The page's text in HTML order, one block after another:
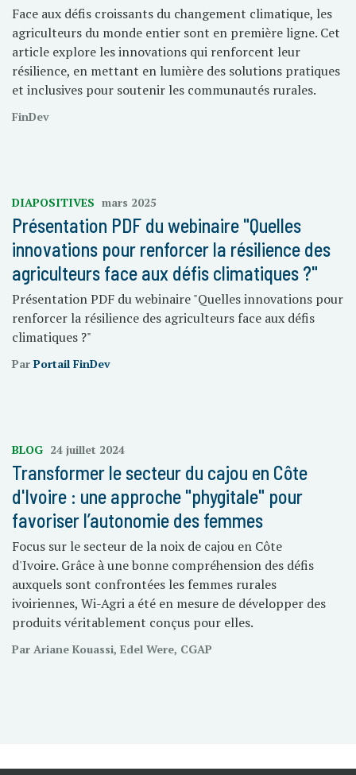
Face aux défis croissants du changement climatique, les
agriculteurs du monde entier sont en première ligne. Cet
article explore les innovations qui renforcent leur
résilience, en mettant en lumière des solutions pratiques
et inclusives pour soutenir les communautés rurales.
FinDev
DIAPOSITIVES mars 2025
Présentation PDF du webinaire "Quelles
innovations pour renforcer la résilience des
agriculteurs face aux défis climatiques ?"
Présentation PDF du webinaire "Quelles innovations pour
renforcer la résilience des agriculteurs face aux défis
climatiques ?"
Par Portail FinDev
BLOG 24 juillet 2024
Transformer le secteur du cajou en Côte
d'Ivoire : une approche "phygitale" pour
favoriser l’autonomie des femmes
Focus sur le secteur de la noix de cajou en Côte
d'Ivoire. Grâce à une bonne compréhension des défis
auxquels sont confrontées les femmes rurales
ivoiriennes, Wi-Agri a été en mesure de développer des
produits véritablement conçus pour elles.
Par Ariane Kouassi, Edel Were, CGAP